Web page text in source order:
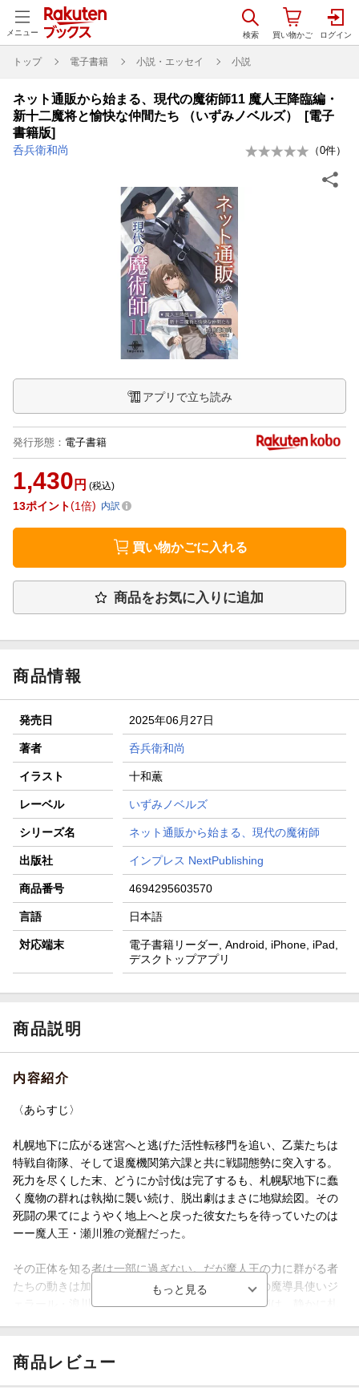
メニュー
トップ 電子書籍 小説・エッセイ 小説
ネット通販から始まる、現代の魔術師11 魔人王降臨編・
新十二魔将と愉快な仲間たち （いずみノベルズ） [電子
書籍版]
呑兵衛和尚 （0件）
アプリで立ち読み
発行形態 ： 電子書籍
1,430 円 (税込)
13ポイント 1倍 内訳
買い物かごに入れる
商品をお気に入りに追加
商品情報
発売日 2025年06月27日
著者 呑兵衛和尚
イラスト 十和薫
レーベル いずみノベルズ
シリーズ名 ネット通販から始まる、現代の魔術師
出版社 インプレス NextPublishing
商品番号 4694295603570
言語 日本語
対応端末
電子書籍リーダー, Android, iPhone, iPad,
デスクトップアプリ
商品説明
内容紹介
〈あらすじ〉
札幌地下に広がる迷宮へと逃げた活性転移門を追い、乙葉たちは
特戦自衛隊、そして退魔機関第六課と共に戦闘態勢に突入する。
死力を尽くした末、どうにか討伐は完了するも、札幌駅地下に蠢
く魔物の群れは執拗に襲い続け、脱出劇はまさに地獄絵図。その
死闘の果てにようやく地上へと戻った彼女たちを待っていたのは
ーー魔人王・瀬川雅の覚醒だった。
その正体を知る者は一部に過ぎない。だが魔人王の力に群がる者
たちの動きは加速する。香港の道士・馬天祐、謎の魔導具使いジ
ェラール・浪川、マグナム派の藍明鈴ーー魔の連鎖は、静かに札
一方、鏡刻界の魔大陸では、マグナムの配下・ブルーナ・デュラ
ッヘが浮遊大陸アトランティスを急襲。迎え撃つのは、白桃姫、
商品レビュー